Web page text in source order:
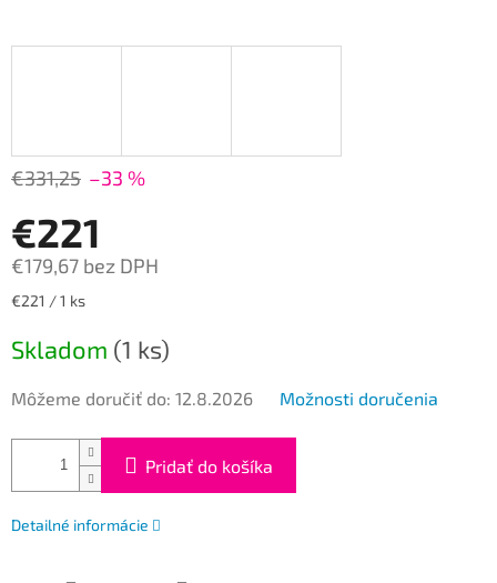
€331,25 –33 %
€221
€179,67 bez DPH
Jednotková
€221 / 1 ks
Skladom (1 ks)
Môžeme doručiť do: 12.8.2026 Možnosti doručenia
Pridať do košíka
Detailné informácie